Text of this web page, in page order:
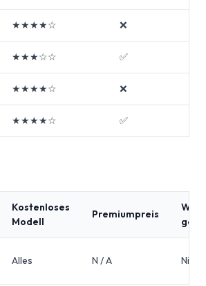
★★★★☆ ❌
★★★☆☆ ✅
★★★★☆ ❌
★★★★☆ ✅
Kostenloses
Modell
Premiumpreis
Was
Alles N / A